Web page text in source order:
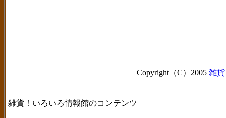
Copyright（C）2005 雑
雑貨！いろいろ情報館のコンテンツ